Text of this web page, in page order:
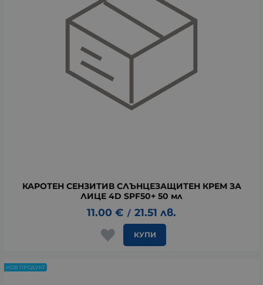
КАРОТЕН СЕНЗИТИВ СЛЪНЦЕЗАЩИТЕН КРЕМ ЗА
ЛИЦЕ 4D SPF50+ 50 мл
11.00 € / 21.51 лв.
КУПИ
НОВ ПРОДУКТ